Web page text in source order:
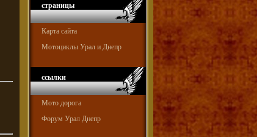
страницы
Карта сайта
Мотоциклы Урал и Днепр
ссылки
Мото дорога
Форум Урал Днепр